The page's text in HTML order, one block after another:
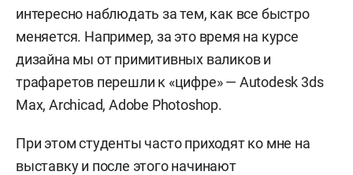
интересно наблюдать за тем, как все быстро
меняется. Например, за это время на курсе
дизайна мы от примитивных валиков и
трафаретов перешли к «цифре» — Autodesk 3ds
Max, Archicad, Adobe Photoshop.
При этом студенты часто приходят ко мне на
выставку и после этого начинают